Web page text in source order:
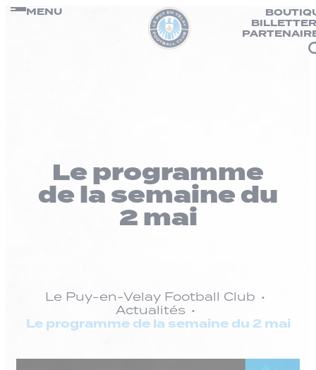
Passer
MENU
Le programme
de la semaine du
2 mai
Le Puy-en-Velay Football Club
Actualités
Le programme de la semaine du 2 mai
Panneau de gestion des cookies